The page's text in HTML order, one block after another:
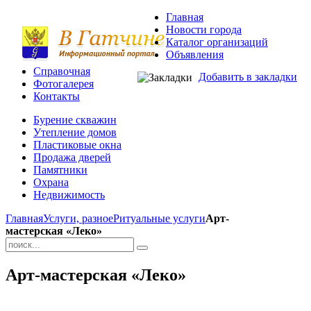
Добавить в закладки
Главная
Новости города
Каталог организаций
Объявления
Справочная
Фотогалерея
Контакты
Бурение скважин
Утепление домов
Пластиковые окна
Продажа дверей
Памятники
Охрана
Недвижимость
ГлавнаяУслуги, разноеРитуальные услугиАрт-
мастерская «Леко»
Арт-мастерская «Леко»